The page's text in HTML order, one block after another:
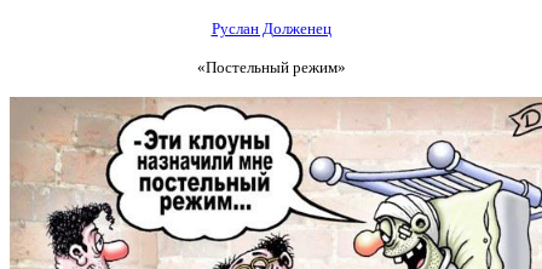
Руслан Долженец
«Постельный режим»